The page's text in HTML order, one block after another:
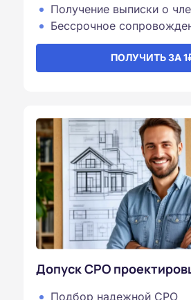
Получение выписки о
Бессрочное
ПОЛУЧИТЬ ЗА
Допуск СРО
Подбор надежной СРО